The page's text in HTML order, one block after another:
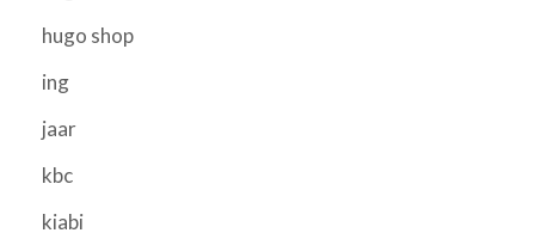
hugo shop
ing
jaar
kbc
kiabi